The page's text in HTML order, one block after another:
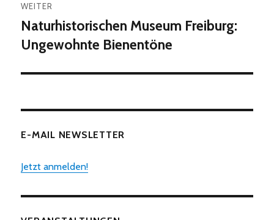
WEITER
Nächster
Beitrag:
Naturhistorischen Museum Freiburg:
Ungewohnte Bienentöne
E-MAIL NEWSLETTER
Jetzt anmelden!